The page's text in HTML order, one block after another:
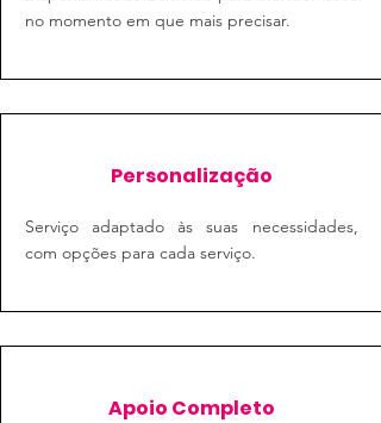
no momento em que mais precisar.
Personalização
Serviço adaptado às suas necessidades,
com opções para cada serviço.
Apoio Completo